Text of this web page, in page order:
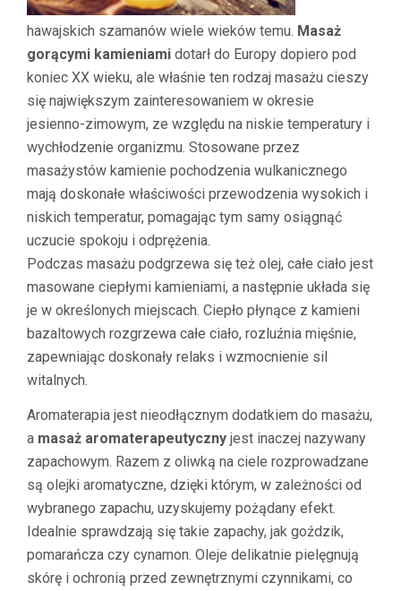
hawajskich szamanów wiele wieków temu. Masaż
gorącymi kamieniami dotarł do Europy dopiero pod
koniec XX wieku, ale właśnie ten rodzaj masażu cieszy
się największym zainteresowaniem w okresie
jesienno-zimowym, ze względu na niskie temperatury i
wychłodzenie organizmu. Stosowane przez
masażystów kamienie pochodzenia wulkanicznego
mają doskonałe właściwości przewodzenia wysokich i
niskich temperatur, pomagając tym samy osiągnąć
uczucie spokoju i odprężenia.
Podczas masażu podgrzewa się też olej, całe ciało jest
masowane ciepłymi kamieniami, a następnie układa się
je w określonych miejscach. Ciepło płynące z kamieni
bazaltowych rozgrzewa całe ciało, rozluźnia mięśnie,
zapewniając doskonały relaks i wzmocnienie sil
witalnych.
Aromaterapia jest nieodłącznym dodatkiem do masażu,
a masaż aromaterapeutyczny jest inaczej nazywany
zapachowym. Razem z oliwką na ciele rozprowadzane
są olejki aromatyczne, dzięki którym, w zależności od
wybranego zapachu, uzyskujemy pożądany efekt.
Idealnie sprawdzają się takie zapachy, jak goździk,
pomarańcza czy cynamon. Oleje delikatnie pielęgnują
skórę i ochronią przed zewnętrznymi czynnikami, co